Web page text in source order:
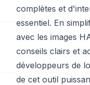
complètes et
essentiel. En
avec les images
conseils clairs et
développeurs de
de cet outil